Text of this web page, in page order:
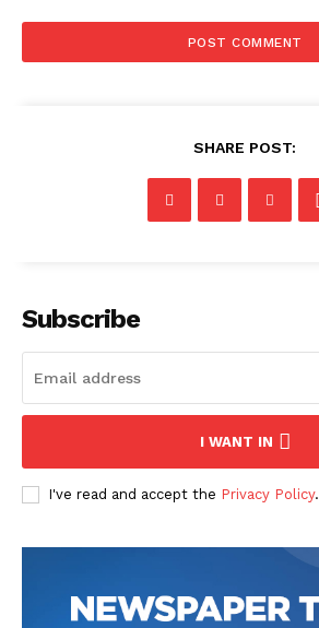
SHARE POST:
Subscribe
I WANT IN
I've read and accept the Privacy Policy.